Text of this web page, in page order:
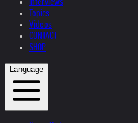
Topics
Videos
CONTACT
SHOP
Language